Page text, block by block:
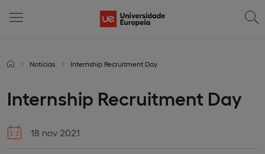
Notícias Internship Recruitment Day
Internship Recruitment Day
18 nov 2021